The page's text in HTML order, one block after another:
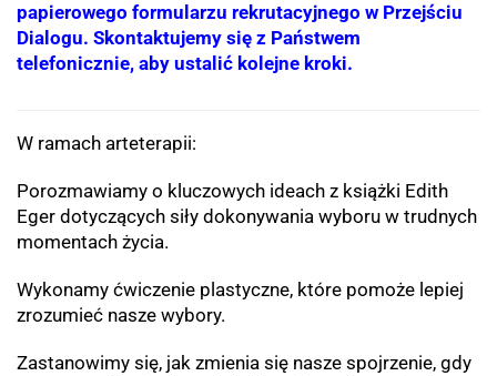
papierowego formularzu rekrutacyjnego w Przejściu
Dialogu. Skontaktujemy się z Państwem
telefonicznie, aby ustalić kolejne kroki.
W ramach arteterapii:
Porozmawiamy o kluczowych ideach z książki Edith
Eger dotyczących siły dokonywania wyboru w trudnych
momentach życia.
Wykonamy ćwiczenie plastyczne, które pomoże lepiej
zrozumieć nasze wybory.
Zastanowimy się, jak zmienia się nasze spojrzenie, gdy